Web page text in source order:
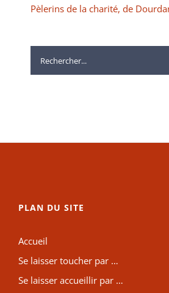
Pèlerins de la charité, de
Rechercher:
PLAN DU SITE
Accueil
Se laisser toucher par …
Se laisser accueillir par …